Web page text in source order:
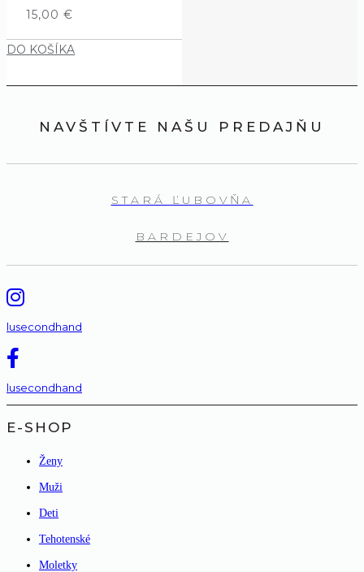
15,00 €
DO KOŠÍKA
NAVŠTÍVTE NAŠU PREDAJŇU
STARÁ ĽUBOVŇA
BARDEJOV
lusecondhand
lusecondhand
E-SHOP
Ženy
Muži
Deti
Tehotenské
Moletky